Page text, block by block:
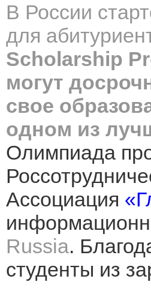
В России
для
Scholarship
могут
свое
одном из
Олимпиада
Ассоциация
Russia.
студенты из